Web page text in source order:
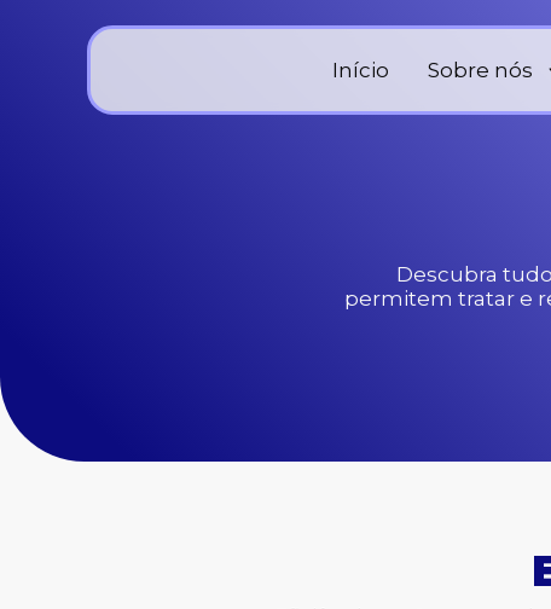
Início Sobre nós
Descubra
permitem tratar e